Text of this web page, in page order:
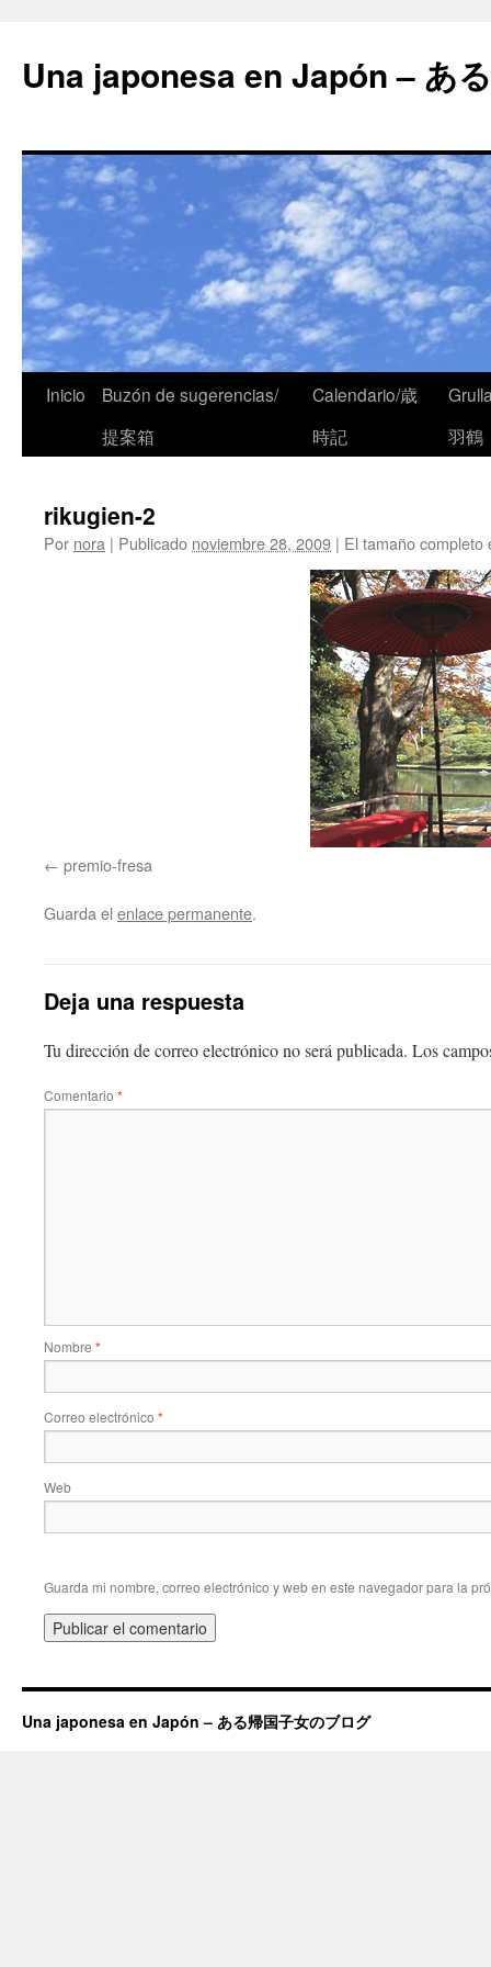
Una japonesa en Japón – あ
Inicio
Buzón de sugerencias/
提案箱
Calendario/歳
時記
羽鶴
rikugien-2
Por nora | Publicado noviembre 28, 2009 | El tamaño
premio-fresa
Guarda el enlace permanente.
Deja una respuesta
Tu dirección de correo electrónico no será publicada. Los
Comentario *
Nombre *
Correo electrónico *
Web
Guarda mi nombre, correo electrónico y web en este navegador para la
Una japonesa en Japón – ある帰国子女のブログ